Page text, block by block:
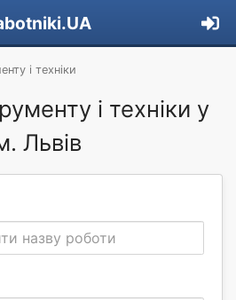
і техніки
і техніки у
Львів
назву роботи